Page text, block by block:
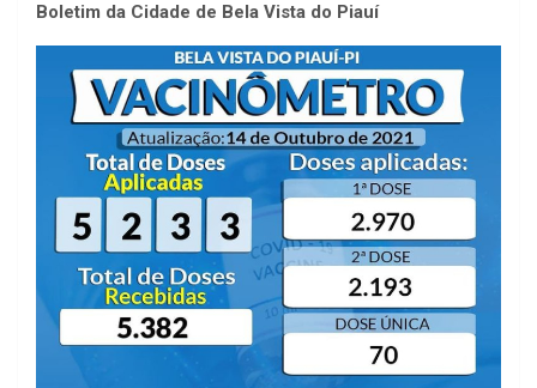
Boletim da Cidade de Bela Vista do Piauí